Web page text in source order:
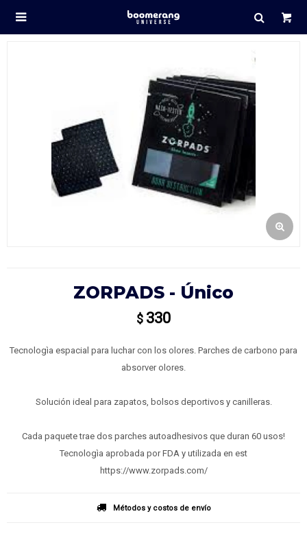

ZORPADS - Único
$ 330
Tecnologìa espacial para luchar con los olores. Parches de carbono para
absorver olores.
Solución ideal para zapatos, bolsos deportivos y canilleras.
Cada paquete trae dos parches autoadhesivos que duran 60 usos!
Tecnologìa aprobada por FDA y utilizada en est
https://www.zorpads.com/
Métodos y costos de envío